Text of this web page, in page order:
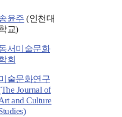
윤주 (인천대
교)
서미술문화
회
술문화연구
Journal of
and Culture